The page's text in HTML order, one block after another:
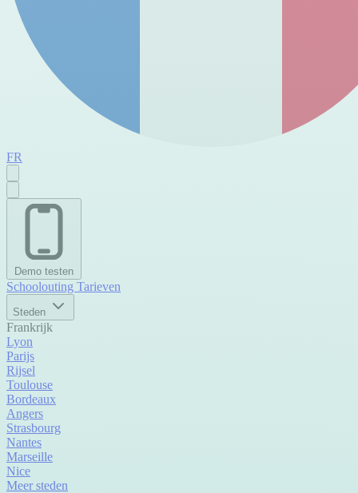
FR
Demo testen
Schoolouting Tarieven
Steden
Frankrijk
Lyon
Parijs
Rijsel
Toulouse
Bordeaux
Angers
Strasbourg
Nantes
Marseille
Nice
Meer steden